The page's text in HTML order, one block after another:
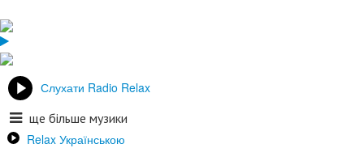
Слухати Radio Relax
ще більше музики
Relax Українською